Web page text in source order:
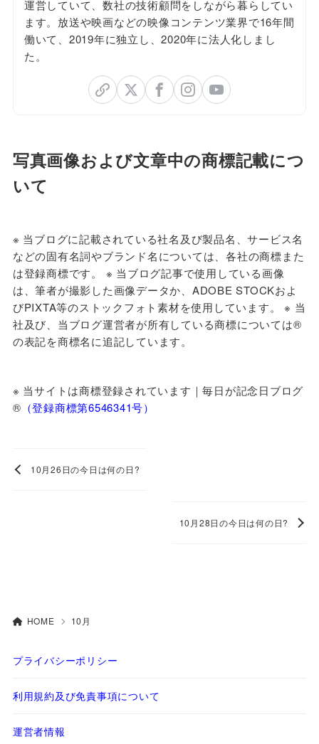
運営していて、数社の技術顧問をしながら暮らしてい
ます。放送や映画などの映像コンテンツ業界で16年間
働いて、2019年に独立し、2020年に法人化しまし
た。
写真画像および文章中の商標記載につ
いて
※ 当ブログに記載されている社名及び製品名、サービス名
などの固有名詞やブランド名については、各社の商標また
は登録商標です。 ※ 当ブログ記事で使用している画像
は、筆者が撮影した画像データか、ADOBE STOCKおよ
びPIXTA等のストックフォト素材を使用しています。 ※ 当
社及び、当ブログ運営者が所有している商標については®
の表記を商標名に追記しています。
※ 当サイトは商標登録されています｜毎日が記念日ブログ
®️ （登録商標第6546341号）
10月26日の今日は何の日?
10月28日の今日は何の日?
HOME 10月
プライバシーポリシー
利用規約及び免責事項について
運営者情報